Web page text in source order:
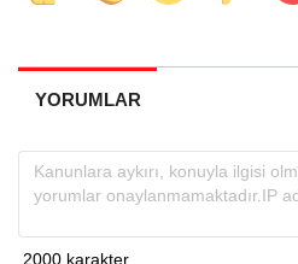
YORUMLAR